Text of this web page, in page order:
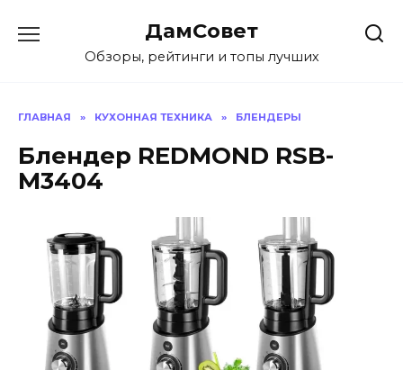
содержанию
ДамСовет
Обзоры, рейтинги и топы лучших
ГЛАВНАЯ » КУХОННАЯ ТЕХНИКА » БЛЕНДЕРЫ
Блендер REDMOND RSB-
M3404